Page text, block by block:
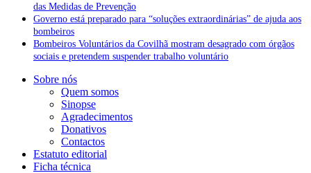
das Medidas de Prevenção
Governo está preparado para “soluções extraordinárias” de ajuda aos
bombeiros
Bombeiros Voluntários da Covilhã mostram desagrado com órgãos
sociais e pretendem suspender trabalho voluntário
Sobre nós
Quem somos
Sinopse
Agradecimentos
Donativos
Contactos
Estatuto editorial
Ficha técnica